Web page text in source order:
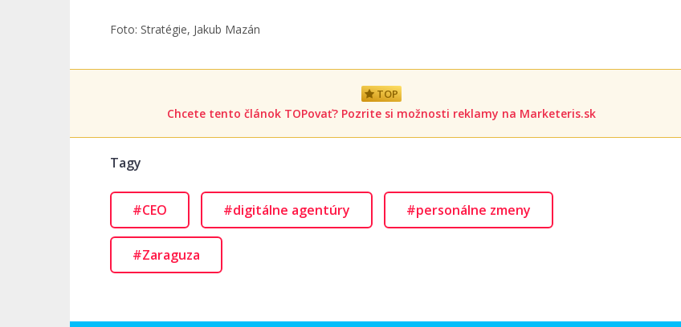
Foto: Stratégie, Jakub Mazán
TOP
Chcete tento článok TOPovať? Pozrite si možnosti reklamy na Marketeris.sk
Tagy
#CEO #digitálne agentúry #personálne zmeny
#Zaraguza